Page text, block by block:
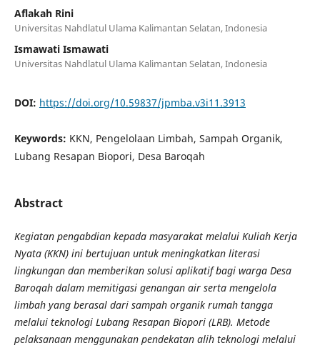
Aflakah Rini
Universitas Nahdlatul Ulama Kalimantan Selatan, Indonesia
Ismawati Ismawati
Universitas Nahdlatul Ulama Kalimantan Selatan, Indonesia
DOI: https://doi.org/10.59837/jpmba.v3i11.3913
Keywords: KKN, Pengelolaan Limbah, Sampah Organik,
Lubang Resapan Biopori, Desa Baroqah
Abstract
Kegiatan pengabdian kepada masyarakat melalui Kuliah Kerja
Nyata (KKN) ini bertujuan untuk meningkatkan literasi
lingkungan dan memberikan solusi aplikatif bagi warga Desa
Baroqah dalam memitigasi genangan air serta mengelola
limbah yang berasal dari sampah organik rumah tangga
melalui teknologi Lubang Resapan Biopori (LRB). Metode
pelaksanaan menggunakan pendekatan alih teknologi melalui